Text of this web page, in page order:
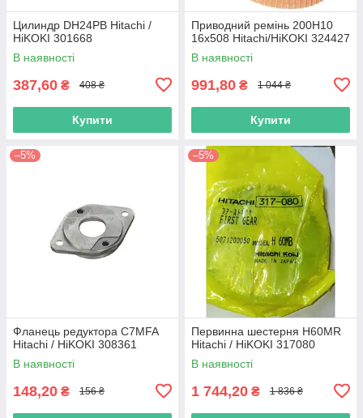
Цилиндр DH24PB Hitachi /
HiKOKI 301668
В наявності
387,60 ₴ 408 ₴
Купити
Приводний ремінь 200Н10
16х508 Hitachi/HiKOKI 324427
В наявності
991,80 ₴ 1 044 ₴
Купити
–5%
Фланець редуктора C7MFA
Hitachi / HiKOKI 308361
В наявності
148,20 ₴ 156 ₴
–5%
Первинна шестерня H60MR
Hitachi / HiKOKI 317080
В наявності
1 744,20 ₴ 1 836 ₴